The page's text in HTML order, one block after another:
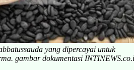
yang dipercayai untuk
gambar dokumentasi